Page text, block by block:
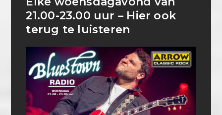
21.00-23.00 uur – Hier ook
terug te luisteren